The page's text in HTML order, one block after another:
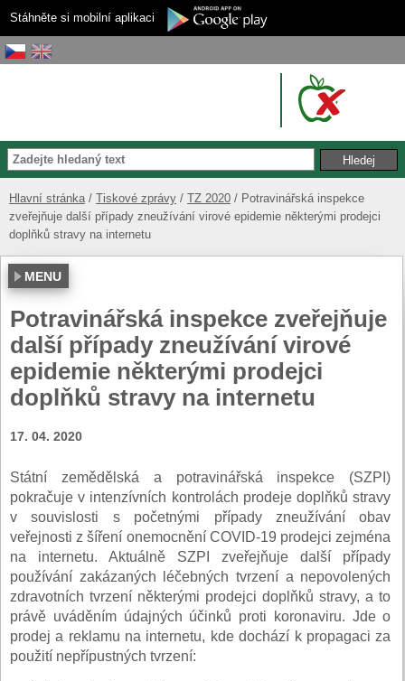
Stáhněte si mobilní aplikaci
Hlavní stránka Tiskové zprávy TZ 2020
Potravinářská inspekce
zveřejňuje další případy zneužívání virové epidemie některými prodejci
doplňků stravy na internetu
MENU
Potravinářská inspekce zveřejňuje
další případy zneužívání virové
epidemie některými prodejci
doplňků stravy na internetu
17. 04. 2020
Státní zemědělská a potravinářská inspekce (SZPI)
pokračuje v intenzívních kontrolách prodeje doplňků stravy
v souvislosti s početnými případy zneužívání obav
veřejnosti z šíření onemocnění COVID-19 prodejci zejména
na internetu. Aktuálně SZPI zveřejňuje další případy
používání zakázaných léčebných tvrzení a nepovolených
zdravotních tvrzení některými prodejci doplňků stravy, a to
právě uváděním údajných účinků proti koronaviru. Jde o
prodej a reklamu na internetu, kde dochází k propagaci za
použití nepřípustných tvrzení: